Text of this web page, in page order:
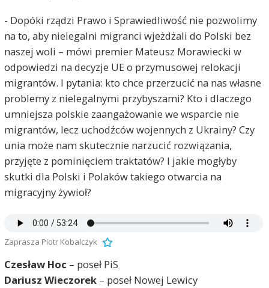
- Dopóki rządzi Prawo i Sprawiedliwość nie pozwolimy
na to, aby nielegalni migranci wjeżdżali do Polski bez
naszej woli – mówi premier Mateusz Morawiecki w
odpowiedzi na decyzje UE o przymusowej relokacji
migrantów. I pytania: kto chce przerzucić na nas własne
problemy z nielegalnymi przybyszami? Kto i dlaczego
umniejsza polskie zaangażowanie we wsparcie nie
migrantów, lecz uchodźców wojennych z Ukrainy? Czy
unia może nam skutecznie narzucić rozwiązania,
przyjęte z pominięciem traktatów? I jakie mogłyby
skutki dla Polski i Polaków takiego otwarcia na
migracyjny żywioł?
Zaprasza Piotr Kobalczyk
Czesław Hoc – poseł PiS
Dariusz Wieczorek– poseł Nowej Lewicy